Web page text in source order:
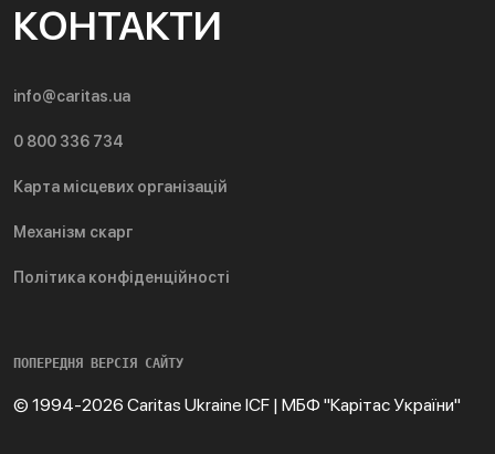
КОНТАКТИ
info@caritas.ua
0 800 336 734
Карта місцевих організацій
Механізм скарг
Політика конфіденційності
ПОПЕРЕДНЯ ВЕРСІЯ САЙТУ
© 1994-2026 Caritas Ukraine ICF | МБФ "Карітас України"